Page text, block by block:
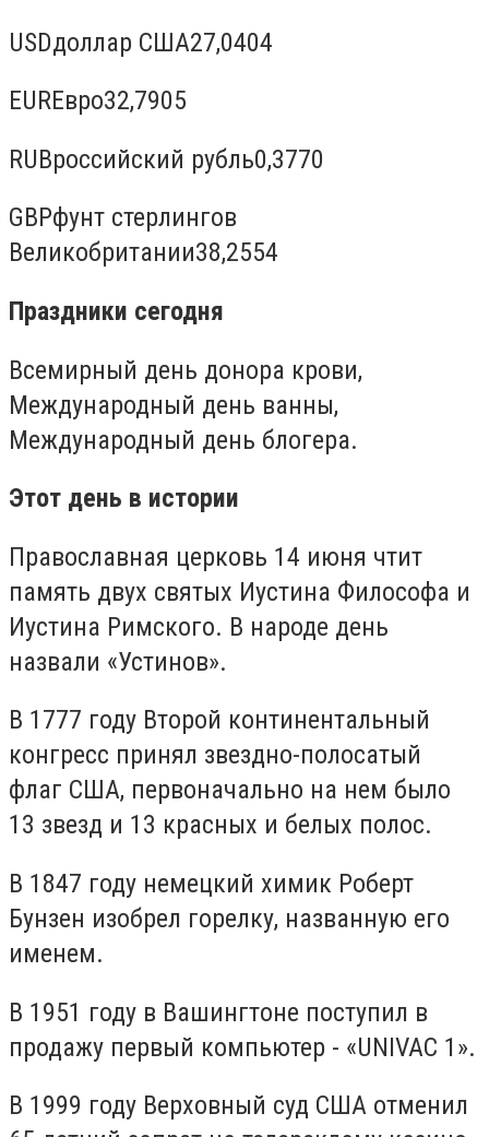
USDдоллар США27,0404
EURЕвро32,7905
RUBроссийский рубль0,3770
GBPфунт стерлингов
Великобритании38,2554
Праздники сегодня
Всемирный день донора крови,
Международный день ванны,
Международный день блогера.
Этот день в истории
Православная церковь 14 июня чтит
память двух святых Иустина Философа и
Иустина Римского. В народе день
назвали «Устинов».
В 1777 году Второй континентальный
конгресс принял звездно-полосатый
флаг США, первоначально на нем было
13 звезд и 13 красных и белых полос.
В 1847 году немецкий химик Роберт
Бунзен изобрел горелку, названную его
именем.
В 1951 году в Вашингтоне поступил в
продажу первый компьютер - «UNIVAC 1».
В 1999 году Верховный суд США отменил